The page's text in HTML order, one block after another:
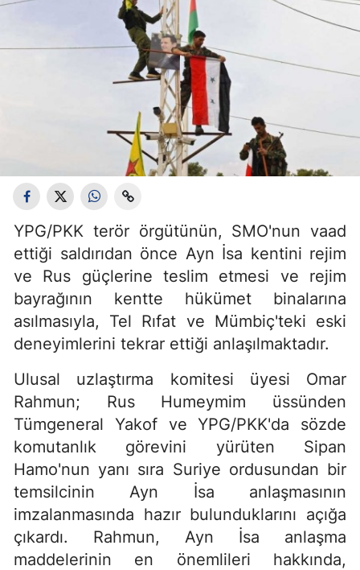
YPG/PKK terör örgütünün, SMO'nun vaad
ettiği saldırıdan önce Ayn İsa kentini rejim
ve Rus güçlerine teslim etmesi ve rejim
bayrağının kentte hükümet binalarına
asılmasıyla, Tel Rıfat ve Mümbiç'teki eski
deneyimlerini tekrar ettiği anlaşılmaktadır.
Ulusal uzlaştırma komitesi üyesi Omar
Rahmun; Rus Humeymim üssünden
Tümgeneral Yakof ve YPG/PKK'da sözde
komutanlık görevini yürüten Sipan
Hamo'nun yanı sıra Suriye ordusundan bir
temsilcinin Ayn İsa anlaşmasının
imzalanmasında hazır bulunduklarını açığa
çıkardı. Rahmun, Ayn İsa anlaşma
maddelerinin en önemlileri hakkında,